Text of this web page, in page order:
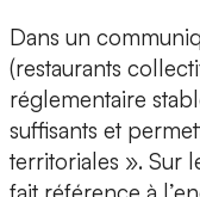
Dans un
(restaurants
réglementaire
suffisants et
territoriales ». Sur